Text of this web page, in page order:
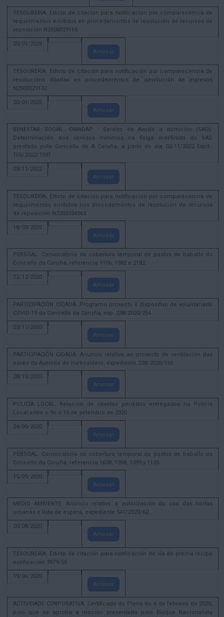
TESOURERÍA. Edicto de citación para notificación por comparecencia de
requirimentos emitidos en procedementos de resolución de recursos de
reposición N2500029165
20/01/2025
Amosar
TESOURERÍA. Edicto de citación para notificación por comparecencia de
resolucións ditadas en procedementos de devolución de ingresos
N2500029132
20/01/2025
Amosar
BENESTAR SOCIAL. OMADAP - Servizo de Axuda a domicilio (SAD):
Determinación dos servizos mínimos na folga indefinida do SAD
prestado polo Concello de A Coruña, a partir do día 02/11/2022 Expd.:
105/2022/7331
03/11/2022
Amosar
TESOURERÍA. Edicto de citación para notificación por comparecencia de
requirimentos emitidos nos procedementos de resolución de recursos
de reposición N2200334963
18/03/2022
Amosar
PERSOAL. Convocatoria de cobertura temporal de postos de traballo do
Concello da Coruña, referencia 1106, 1382 e 2182
22/12/2020
Amosar
PARTICIPACIÓN CIDADÁ. Programa proxecto II dispositivo de voluntariado
COVID 19 do Concello da Coruña, exp. 238/2020/254
03/11/2020
Amosar
PARTICIPACIÓN CIDADÁ. Anuncio relativo ao proxecto de ventilación das
naves da Avenida do metrosidero, expediente 238/2020/150
28/10/2020
Amosar
POLICÍA LOCAL. Relación de obxetos perdidos entregados na Policía
Local entre o 9e o 15 de setembro de 2020
24/09/2020
Amosar
PERSOAL. Convocatoria de cobertura temporal de postos de traballo do
Concello da Coruña, referencia 1608, 1398, 1399 y 1135
15/09/2020
Amosar
MEDIO AMBIENTE. Anuncio relativo á autorización do uso das hortas
urbanas e lista de espera, expediente 541/2020/62
20/08/2020
Amosar
TESOURERÍA. Edicto de citación para notificación de vía de prema recibo
notificación 3979/55
19/06/2020
Amosar
ACTIVIDADE CORPORATIVA. Certificado do Pleno do 6 de febreiro de 2020,
polo que se aproba a moción presentada polo Bloque Nacionalista